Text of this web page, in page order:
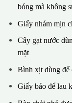
bóng mà không
Giấy nhám mịn
Cây gạt nước
mặt
Bình xịt dùng để
Giấy báo để lau